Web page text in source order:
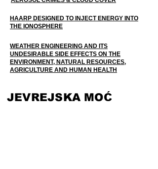
HAARP DESIGNED TO INJECT ENERGY INTO
THE IONOSPHERE
WEATHER ENGINEERING AND ITS
UNDESIRABLE SIDE EFFECTS ON THE
ENVIRONMENT, NATURAL RESOURCES,
AGRICULTURE AND HUMAN HEALTH
JEVREJSKA MOĆ